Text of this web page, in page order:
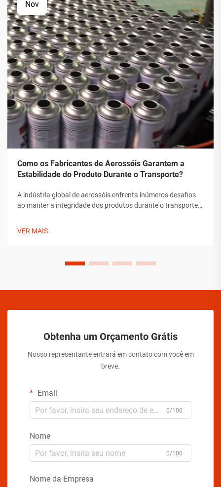
Nov
Como os Fabricantes de Aerossóis Garantem a
Estabilidade do Produto Durante o Transporte?
A indústria global de aerossóis enfrenta inúmeros desafios
ao manter a integridade dos produtos durante o transporte.
VER MAIS
Obtenha um Orçamento Grátis
Nosso representante entrará em contato com você em
breve.
Email
0/100
Nome
0/100
Nome da Empresa